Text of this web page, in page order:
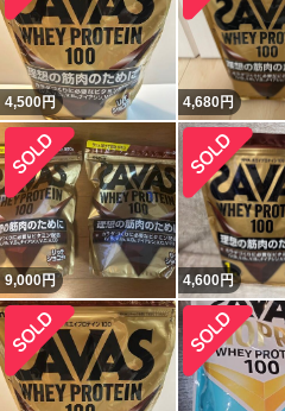
4,500円 4,680円
9,000円 4,600円